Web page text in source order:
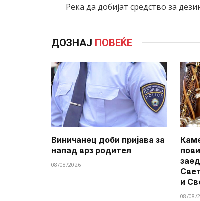
Река да добијат средство за
ДОЗНАЈ ПОВЕЌЕ
Виничанец доби пријава за
напад врз родител
08/08/2026
и
08/08/